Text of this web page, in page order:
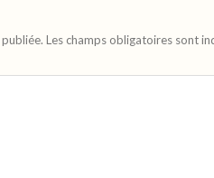
Les champs obligatoires sont